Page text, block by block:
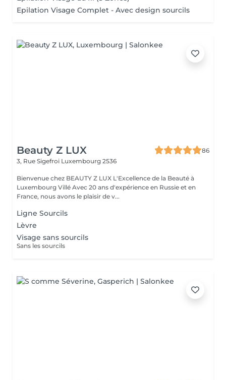
Epilation Visage Complet - Avec design sourcils
Beauty Z LUX
86
3, Rue Sigefroi Luxembourg 2536
Bienvenue chez BEAUTY Z LUX L'Excellence de la Beauté à
Luxembourg Villé Avec 20 ans d'expérience en Russie et en
France, nous avons le plaisir de v...
Ligne Sourcils
Lèvre
Visage sans sourcils
Sans les sourcils